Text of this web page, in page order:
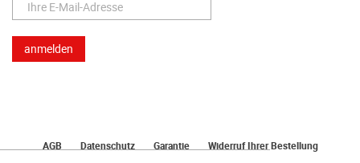
AGB Datenschutz Garantie
Widerruf Ihrer Bestellung